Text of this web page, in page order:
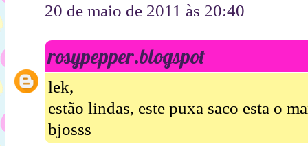
20 de maio de 2011 às 20:40
rosypepper.blogspot
lek,
estão lindas, este puxa saco esta o
bjosss